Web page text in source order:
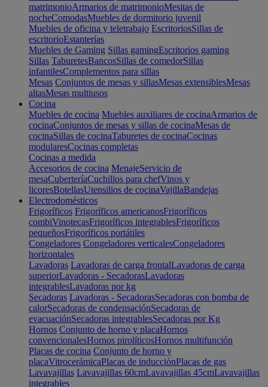
matrimonioArmarios de matrimonioMesitas de
nocheComodasMuebles de dormitorio juvenil
Muebles de oficina y teletrabajo EscritoriosSillas de
escritorioEstanterías
Muebles de Gaming Sillas gamingEscritorios gaming
Sillas TaburetesBancosSillas de comedorSillas
infantilesComplementos para sillas
Mesas Conjuntos de mesas y sillasMesas extensiblesMesas
altasMesas multiusos
Cocina
Muebles de cocina Muebles auxiliares de cocinaArmarios de
cocinaConjuntos de mesas y sillas de cocinaMesas de
cocinaSillas de cocinaTaburetes de cocinaCocinas
modularesCocinas completas
Cocinas a medida
Accesorios de cocina MenajeServicio de
mesaCuberteríaCuchillos para chefVinos y
licoresBotellasUtensilios de cocinaVajillaBandejas
Electrodomésticos
Frigoríficos Frigoríficos americanosFrigoríficos
combiVinotecasFrigoríficos integrablesFrigoríficos
pequeñosFrigoríficos portátiles
Congeladores Congeladores verticalesCongeladores
horizontales
Lavadoras Lavadoras de carga frontalLavadoras de carga
superiorLavadoras - SecadorasLavadoras
integrablesLavadoras por kg
Secadoras Lavadoras - SecadorasSecadoras con bomba de
calorSecadoras de condensaciónSecadoras de
evacuaciónSecadoras integrablesSecadoras por Kg
Hornos Conjunto de horno y placaHornos
convencionalesHornos pirolíticosHornos multifunción
Placas de cocina Conjunto de horno y
placaVitrocerámicaPlacas de inducciónPlacas de gas
Lavavajillas Lavavajillas 60cmLavavajillas 45cmLavavajillas
integrables